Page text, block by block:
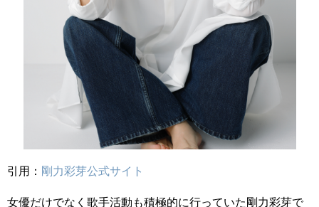
引用： 剛力彩芽公式サイト
女優だけでなく歌手活動も積極的に行っていた剛力彩芽で